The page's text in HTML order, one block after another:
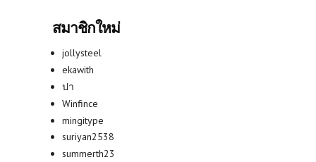
สมาชิกใหม่
jollysteel
ekawith
ปา
Winfince
mingitype
suriyan2538
summerth23